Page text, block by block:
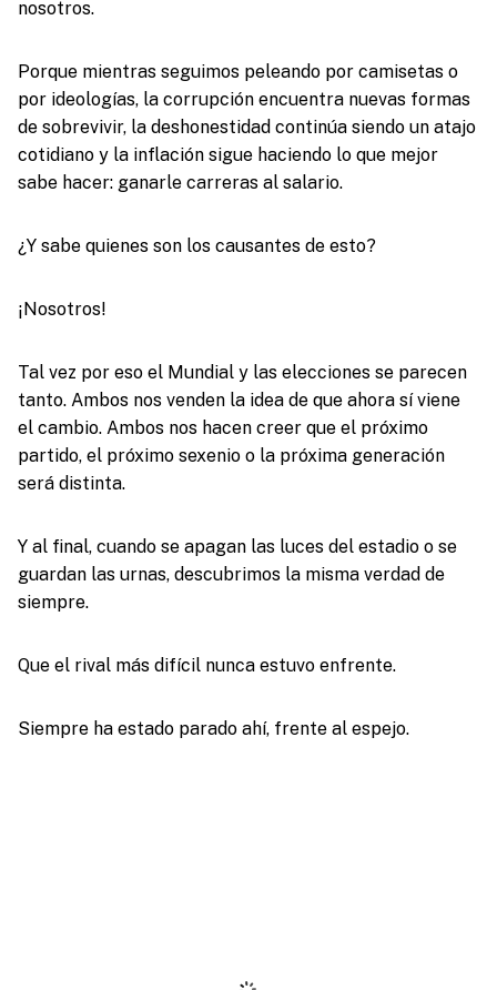
nosotros.
Porque mientras seguimos peleando por camisetas o
por ideologías, la corrupción encuentra nuevas formas
de sobrevivir, la deshonestidad continúa siendo un atajo
cotidiano y la inflación sigue haciendo lo que mejor
sabe hacer: ganarle carreras al salario.
¿Y sabe quienes son los causantes de esto?
¡Nosotros!
Tal vez por eso el Mundial y las elecciones se parecen
tanto. Ambos nos venden la idea de que ahora sí viene
el cambio. Ambos nos hacen creer que el próximo
partido, el próximo sexenio o la próxima generación
será distinta.
Y al final, cuando se apagan las luces del estadio o se
guardan las urnas, descubrimos la misma verdad de
siempre.
Que el rival más difícil nunca estuvo enfrente.
Siempre ha estado parado ahí, frente al espejo.